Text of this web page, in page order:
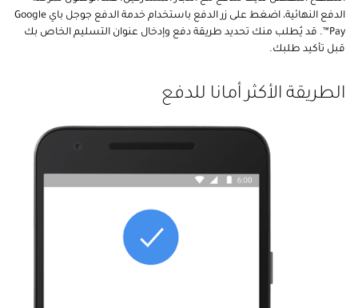
الدفع النهائية، اضغط على زر الدفع باستخدام خدمة الدفع جوجل باي Google
Pay™. قد يُطلب منك تحديد طريقة دفع وإدخال عنوان التسليم الخاص بك
قبل تأكيد طلبك.
الطريقة الأكثر أمانا للدفع